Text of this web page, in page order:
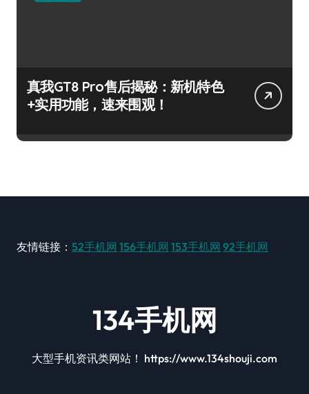
真我GT8 Pro售后揭秘：新机特色
+实用功能，速来围观！
友情链接： 52手机网 156手机网 153手机网 92手机网
134手机网
大型手机资讯类网站！ https://www.134shouji.com